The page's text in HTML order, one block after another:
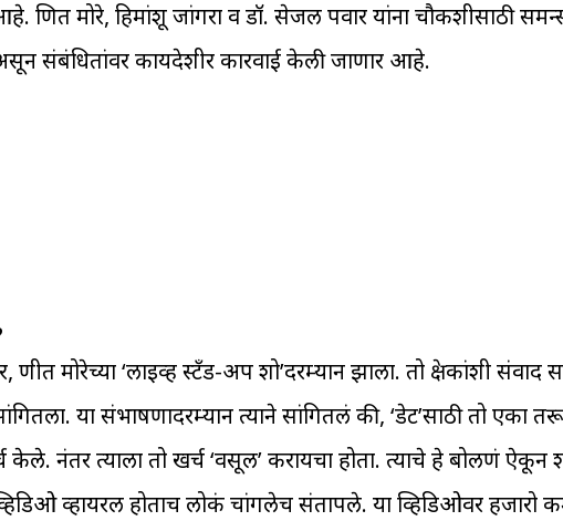
मोरे, हिमांशू जांगरा व डॉ. सेजल पवार यांना चौकशीसाठी
संबंधितांवर कायदेशीर कारवाई केली जाणार आहे.
मोरेच्या ‘लाइव्ह स्टँड-अप शो’दरम्यान झाला. तो प्रेक्षकांशी
या संभाषणादरम्यान त्याने सांगितलं की, ‘डेट’साठी तो
केले. नंतर त्याला तो खर्च ‘वसूल’ करायचा होता. त्याचे हे बोलणं
व्हायरल होताच लोकं चांगलेच संतापले. या व्हिडिओवर